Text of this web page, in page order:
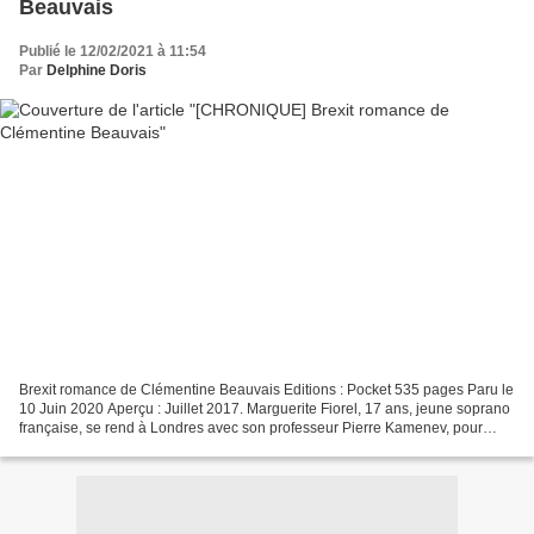
Beauvais
Publié le 12/02/2021 à 11:54
Par Delphine Doris
Brexit romance de Clémentine Beauvais Editions : Pocket 535 pages Paru le
10 Juin 2020 Aperçu : Juillet 2017. Marguerite Fiorel, 17 ans, jeune soprano
française, se rend à Londres avec son professeur Pierre Kamenev, pour